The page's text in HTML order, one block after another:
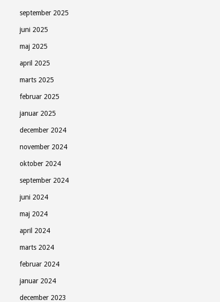
september 2025
juni 2025
maj 2025
april 2025
marts 2025
februar 2025
januar 2025
december 2024
november 2024
oktober 2024
september 2024
juni 2024
maj 2024
april 2024
marts 2024
februar 2024
januar 2024
december 2023